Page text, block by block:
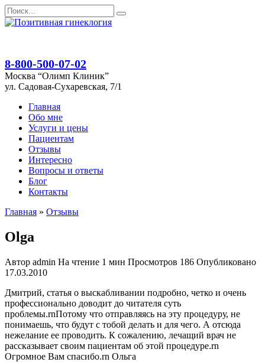
Перейти
к
Search
for:
8-800-500-07-02
Москва “Олимп Клиник”
ул. Садовая-Сухаревская, 7/1
Главная
Обо мне
Услуги и цены
Пациентам
Отзывы
Интересно
Вопросы и ответы
Блог
Контакты
Главная » Отзывы
Olga
Автор admin На чтение 1 мин Просмотров 186 Опубликовано
17.03.2010
Дмитрий, статья о выскабливании подробно, четко и очень
профессионально доводит до читателя суть
проблемы.rnПотому что отправляясь на эту процедуру, не
понимаешь, что будут с тобой делать и для чего. А отсюда
нежелание ее проводить. К сожалению, лечащий врач не
рассказывает своим пациентам об этой процедуре.rn
Огромное Вам спасибо.rn Ольга